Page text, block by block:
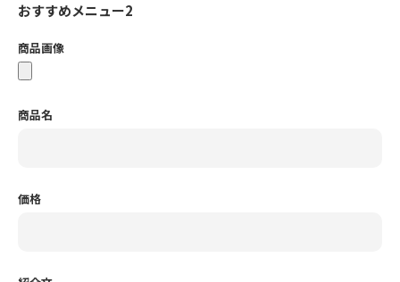
おすすめメニュー2
商品画像
商品名
価格